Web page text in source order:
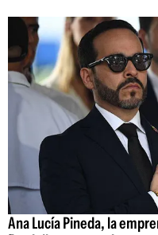
Ana Lucía Pineda, la